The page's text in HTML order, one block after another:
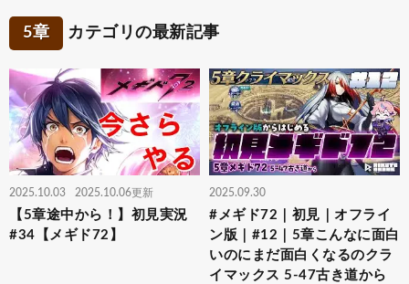
5章 カテゴリの最新記事
2025.10.03 2025.10.06更新
【5章途中から！】初見実況
#34【メギド72】
2025.09.30
#メギド72｜初見｜オフライ
ン版｜#12｜5章こんなに面白
いのにまだ面白くなるのクラ
イマックス 5-47古き道から